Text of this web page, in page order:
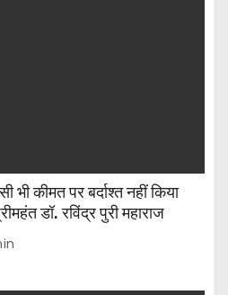
भी कीमत पर बर्दाश्त नहीं किया
डॉ. रविंद्र पुरी महाराज